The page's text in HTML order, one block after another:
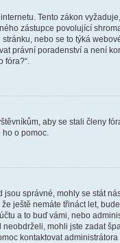
Tento zákon
zástupce povolující
nebo se to týká
právní poradenství a není
aby se stali členy
o pomoc.
správné, mohly se stát
ještě nemáte třináct let,
a to buď vámi, nebo
mohli jste zadat
kontaktovat administrátora